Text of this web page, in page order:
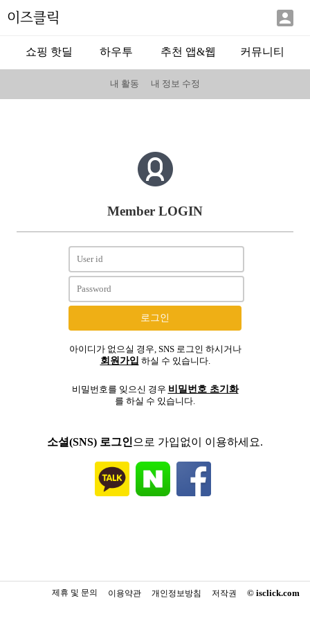
이즈클릭 
쇼핑 핫딜 하우투 추천 앱&웹 커뮤니티
내 활동 내 정보 수정
Member LOGIN
아이디가 없으실 경우, SNS 로그인 하시거나
회원가입 하실 수 있습니다.
비밀번호를 잊으신 경우 비밀번호 초기화
를 하실 수 있습니다.
소셜(SNS) 로그인 으로 가입없이 이용하세요.
© isclick.com
저작권
개인정보방침
이용약관
제휴 및 문의